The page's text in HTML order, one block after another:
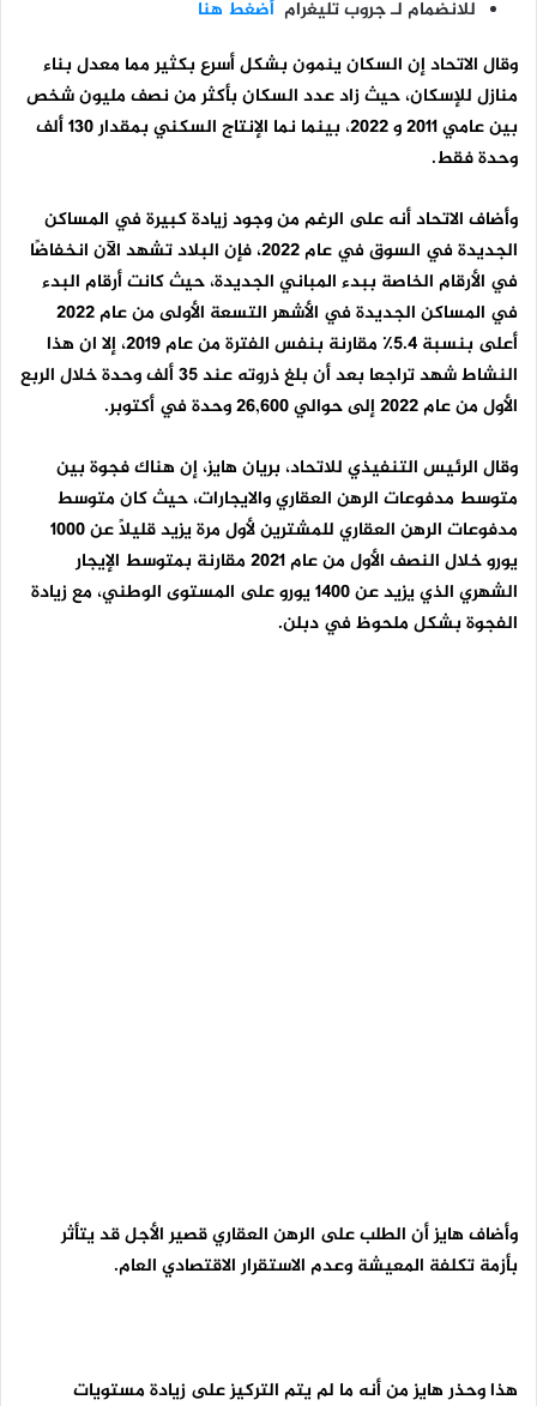
للانضمام لـ جروب تليغرام أضغط هنا
وقال الاتحاد إن السكان ينمون بشكل أسرع بكثير مما معدل بناء
منازل للإسكان، حيث زاد عدد السكان بأكثر من نصف مليون شخص
بين عامي 2011 و 2022، بينما نما الإنتاج السكني بمقدار 130 ألف
وحدة فقط.
وأضاف الاتحاد أنه على الرغم من وجود زيادة كبيرة في المساكن
الجديدة في السوق في عام 2022، فإن البلاد تشهد الآن انخفاضًا
في الأرقام الخاصة ببدء المباني الجديدة، حيث كانت أرقام البدء
في المساكن الجديدة في الأشهر التسعة الأولى من عام 2022
أعلى بنسبة 5.4٪ مقارنة بنفس الفترة من عام 2019، إلا ان هذا
النشاط شهد تراجعا بعد أن بلغ ذروته عند 35 ألف وحدة خلال الربع
الأول من عام 2022 إلى حوالي 26,600 وحدة في أكتوبر.
وقال الرئيس التنفيذي للاتحاد، بريان هايز، إن هناك فجوة بين
متوسط ​​مدفوعات الرهن العقاري والايجارات، حيث كان متوسط ​​
مدفوعات الرهن العقاري للمشترين لأول مرة يزيد قليلاً عن 1000
يورو خلال النصف الأول من عام 2021 مقارنة بمتوسط ​​الإيجار
الشهري الذي يزيد عن 1400 يورو على المستوى الوطني، مع زيادة
الفجوة بشكل ملحوظ في دبلن.
وأضاف هايز أن الطلب على الرهن العقاري قصير الأجل قد يتأثر
بأزمة تكلفة المعيشة وعدم الاستقرار الاقتصادي العام.
هذا وحذر هايز من أنه ما لم يتم التركيز على زيادة مستويات